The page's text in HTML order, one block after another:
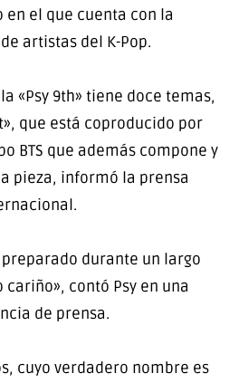
en el que cuenta con la
artistas del K-Pop.
«Psy 9th» tiene doce temas,
que está coproducido por
BTS que además compone y
pieza, informó la prensa
durante un largo
contó Psy en una
de prensa.
cuyo verdadero nombre es